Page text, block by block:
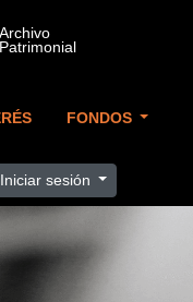
FONDOS
Iniciar sesión